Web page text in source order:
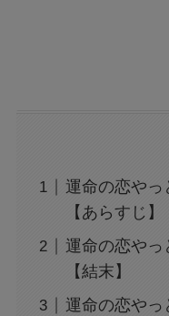
運命の恋やっ
【あらすじ】
運命の恋やっ
【結末】
運命の恋やっ